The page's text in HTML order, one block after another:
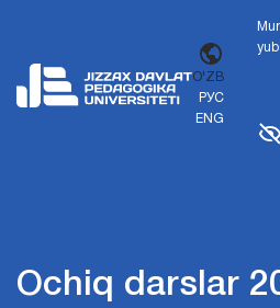
O'ZB
РУС
ENG
Ochiq darslar